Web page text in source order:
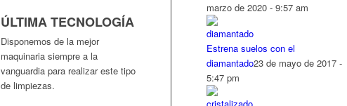
ÚLTIMA TECNOLOGÍA
Disponemos de la mejor
maquinaria siempre a la
vanguardia para realizar este tipo
de limpiezas.
marzo de 2020 - 9:57 am
Estrena suelos con el
diamantado23 de mayo de 2017 -
5:47 pm